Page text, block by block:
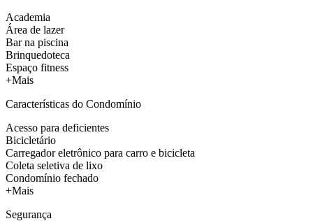
Academia
Área de lazer
Bar na piscina
Brinquedoteca
Espaço fitness
+Mais
Características do Condomínio
Acesso para deficientes
Bicicletário
Carregador eletrônico para carro e bicicleta
Coleta seletiva de lixo
Condomínio fechado
+Mais
Segurança